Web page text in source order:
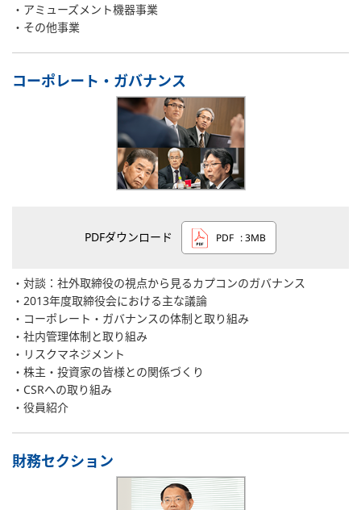
アミューズメント機器事業
その他事業
コーポレート・ガバナンス
PDFダウンロード PDF : 3MB
対談：社外取締役の視点から見るカプコンのガバナンス
2013年度取締役会における主な議論
コーポレート・ガバナンスの体制と取り組み
社内管理体制と取り組み
リスクマネジメント
株主・投資家の皆様との関係づくり
CSRへの取り組み
役員紹介
財務セクション